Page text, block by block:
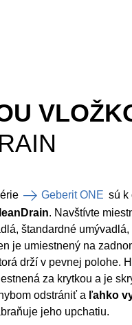
Geberit ONE sú k
. Navštívte
štandardné
je umiestnený na
drží v pevnej polohe.
za krytkou a je
odstrániť a ľahko
jeho upchatiu.